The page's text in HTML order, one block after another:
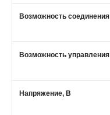
Возможность соединения
Возможность управления
Напряжение, В